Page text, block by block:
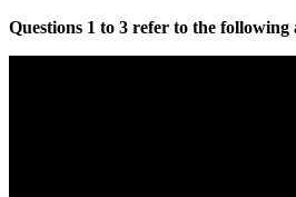
Questions 1 to 3 refer to the following